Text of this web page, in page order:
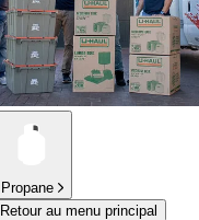
Propane
Retour au menu principal